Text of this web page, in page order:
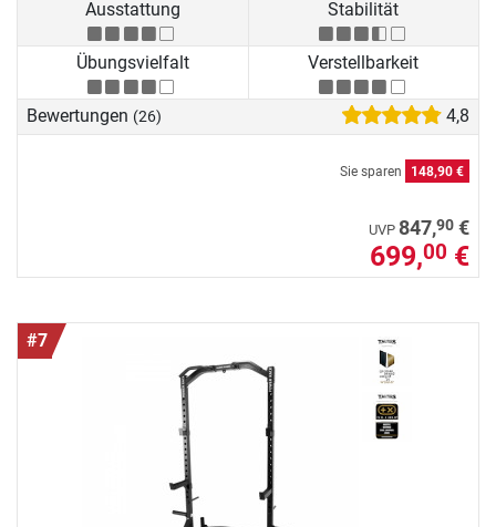
Ausstattung Stabilität
Übungsvielfalt Verstellbarkeit
Bewertungen (26) 4,8
Sie sparen 148,90 €
UVP 847,90 €
699,00 €
#7